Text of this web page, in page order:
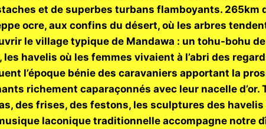
et de superbes turbans flamboyants. 265km
ocre, aux confins du désert, où les arbres
le village typique de Mandawa : un tohu-bohu
les havelis où les femmes vivaient à l’abri des
l’époque bénie des caravaniers apportant la
richement caparaçonnés avec leur nacelle d’or.
des frises, des festons, les sculptures des
laconique traditionnelle accompagne notre